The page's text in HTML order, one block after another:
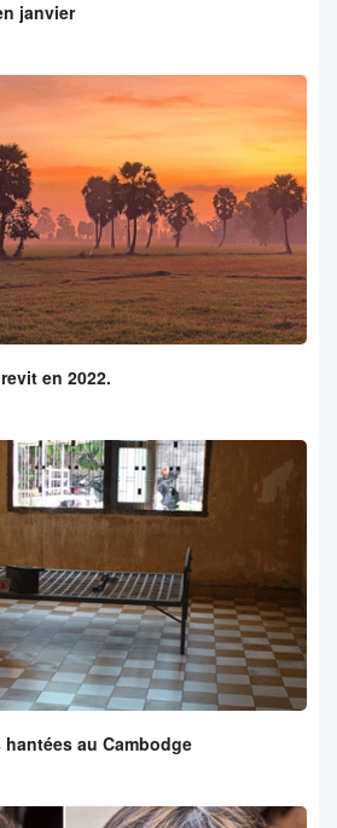
janvier
en 2022.
au Cambodge